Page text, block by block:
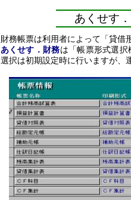
あくせす
財務帳票は利用者によって「貸借
あくせす．財務は「帳票形式選
選択は初期設定時に行いますが、